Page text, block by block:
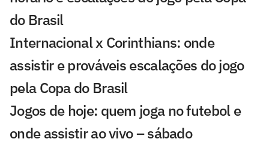
do Brasil
Internacional x Corinthians: onde
assistir e prováveis escalações do jogo
pela Copa do Brasil
Jogos de hoje: quem joga no futebol e
onde assistir ao vivo – sábado